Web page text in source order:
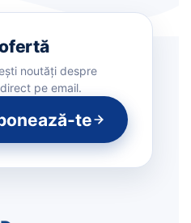
noutăți despre
pe email.
te